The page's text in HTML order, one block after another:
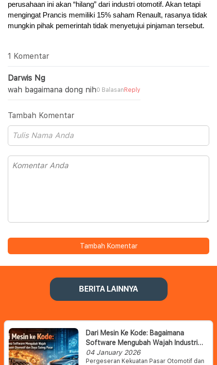
perusahaan ini akan “hilang” dari industri otomotif. Akan tetapi
mengingat Prancis memiliki 15% saham Renault, rasanya tidak
mungkin pihak pemerintah tidak menyetujui pinjaman tersebut.
1 Komentar
Darwis Ng
wah bagaimana dong nih0 Balasan Reply
Tambah Komentar
Tambah Komentar
BERITA LAINNYA
Dari Mesin Ke Kode: Bagaimana
Software Mengubah Wajah Industri
Otomotif Dan Daya Saing Pasar
04 January 2026
Pergeseran Kekuatan Pasar Otomotif dan